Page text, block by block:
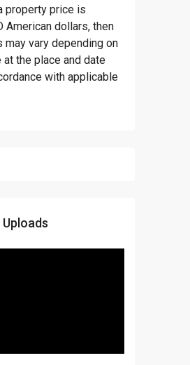
property price is
American dollars, then
vary depending on
at the place and date
with applicable